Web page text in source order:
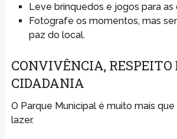
Leve brinquedos e jogos para as
Fotografe os momentos, mas
paz do local.
CONVIVÊNCIA, RESPEITO
CIDADANIA
O Parque Municipal é muito mais
lazer.